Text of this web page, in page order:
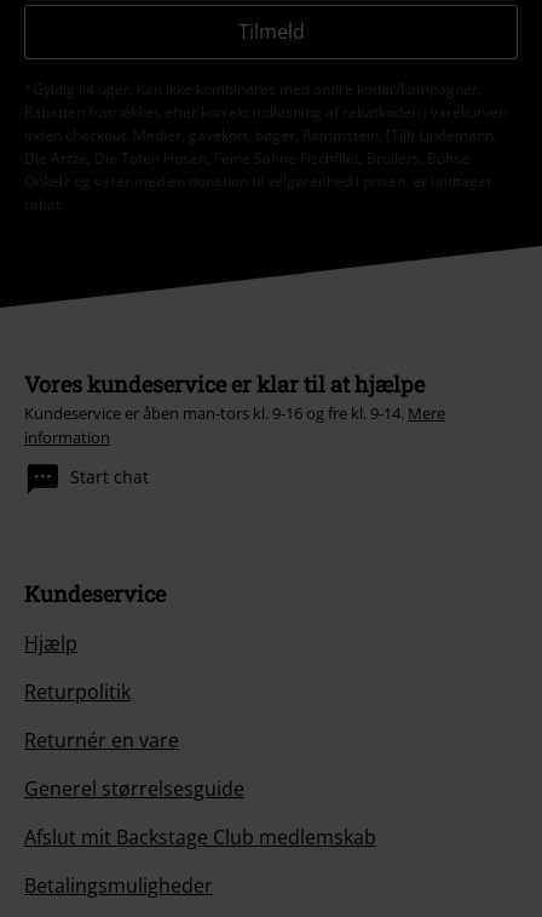
Tilmeld
*Gyldig i 4 uger. Kan ikke kombineres med andre koder/kampagner.
Rabatten fratrækkes efter korrekt indløsning af rabatkoden i varekurven
inden checkout. Medier, gavekort, bøger, Rammstein, (Till) Lindemann,
Die Ärzte, Die Toten Hosen, Feine Sahne Fischfilet, Broilers, Böhse
Onkelz og varer med en donation til velgørenhed i prisen, er undtaget
rabat.
Vores kundeservice er klar til at hjælpe
Kundeservice er åben man-tors kl. 9-16 og fre kl. 9-14. Mere
information
Start chat
Kundeservice
Hjælp
Returpolitik
Returnér en vare
Generel størrelsesguide
Afslut mit Backstage Club medlemskab
Betalingsmuligheder